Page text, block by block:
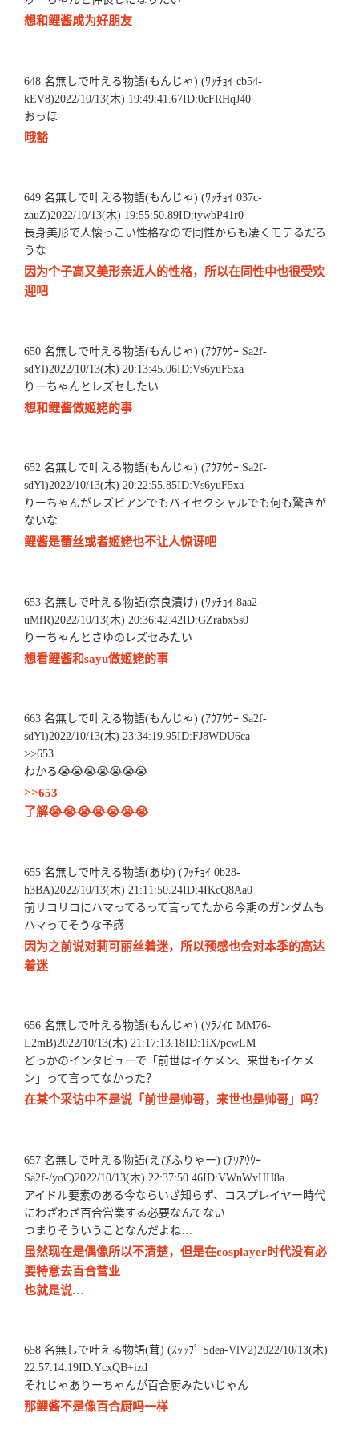
想和鲤酱成为好朋友
648 名無しで叶える物語(もんじゃ) (ﾜｯﾁｮｲ cb54-
kEV8)2022/10/13(木) 19:49:41.67ID:0cFRHqJ40
おっほ
哦豁
649 名無しで叶える物語(もんじゃ) (ﾜｯﾁｮｲ 037c-
zauZ)2022/10/13(木) 19:55:50.89ID:tywbP41r0
長身美形で人懐っこい性格なので同性からも凄くモテるだろ
うな
因为个子高又美形亲近人的性格，所以在同性中也很受欢
迎吧
650 名無しで叶える物語(もんじゃ) (ｱｳｱｳｳｰ Sa2f-
sdYl)2022/10/13(木) 20:13:45.06ID:Vs6yuF5xa
りーちゃんとレズセしたい
想和鲤酱做姬姥的事
652 名無しで叶える物語(もんじゃ) (ｱｳｱｳｳｰ Sa2f-
sdYl)2022/10/13(木) 20:22:55.85ID:Vs6yuF5xa
りーちゃんがレズビアンでもバイセクシャルでも何も驚きが
ないな
鲤酱是蕾丝或者姬姥也不让人惊讶吧
653 名無しで叶える物語(奈良漬け) (ﾜｯﾁｮｲ 8aa2-
uMfR)2022/10/13(木) 20:36:42.42ID:GZrabx5s0
りーちゃんとさゆのレズセみたい
想看鲤酱和sayu做姬姥的事
663 名無しで叶える物語(もんじゃ) (ｱｳｱｳｳｰ Sa2f-
sdYl)2022/10/13(木) 23:34:19.95ID:FJ8WDU6ca
>>653
わかる😭😭😭😭😭😭😭
>>653
了解😭😭😭😭😭😭😭
655 名無しで叶える物語(あゆ) (ﾜｯﾁｮｲ 0b28-
h3BA)2022/10/13(木) 21:11:50.24ID:4IKcQ8Aa0
前リコリコにハマってるって言ってたから今期のガンダムも
ハマってそうな予感
因为之前说对莉可丽丝着迷，所以预感也会对本季的高达
着迷
656 名無しで叶える物語(もんじゃ) (ｿﾗﾉｲﾛ MM76-
L2mB)2022/10/13(木) 21:17:13.18ID:1iX/pcwLM
どっかのインタビューで「前世はイケメン、来世もイケメ
ン」って言ってなかった？
在某个采访中不是说「前世是帅哥，来世也是帅哥」吗？
657 名無しで叶える物語(えびふりゃー) (ｱｳｱｳｳｰ
Sa2f-/yoC)2022/10/13(木) 22:37:50.46ID:VWnWvHH8a
アイドル要素のある今ならいざ知らず、コスプレイヤー時代
にわざわざ百合営業する必要なんてない
つまりそういうことなんだよね…
虽然现在是偶像所以不清楚，但是在cosplayer时代没有必
要特意去百合营业
也就是说…
658 名無しで叶える物語(茸) (ｽｯｯﾌﾟ Sdea-VlV2)2022/10/13(木)
22:57:14.19ID:YcxQB+izd
それじゃありーちゃんが百合厨みたいじゃん
那鲤酱不是像百合厨吗一样